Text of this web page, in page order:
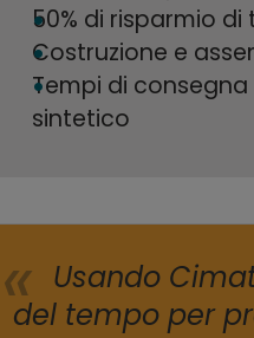
50% di risparmio
Costruzione e
Tempi di
sintetico
Usando
del tempo per